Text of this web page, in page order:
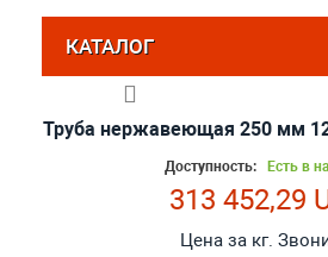
КАТАЛОГ
Труба нержавеющая 250 мм
Доступность: Есть в
313 452,29
Цена за кг.